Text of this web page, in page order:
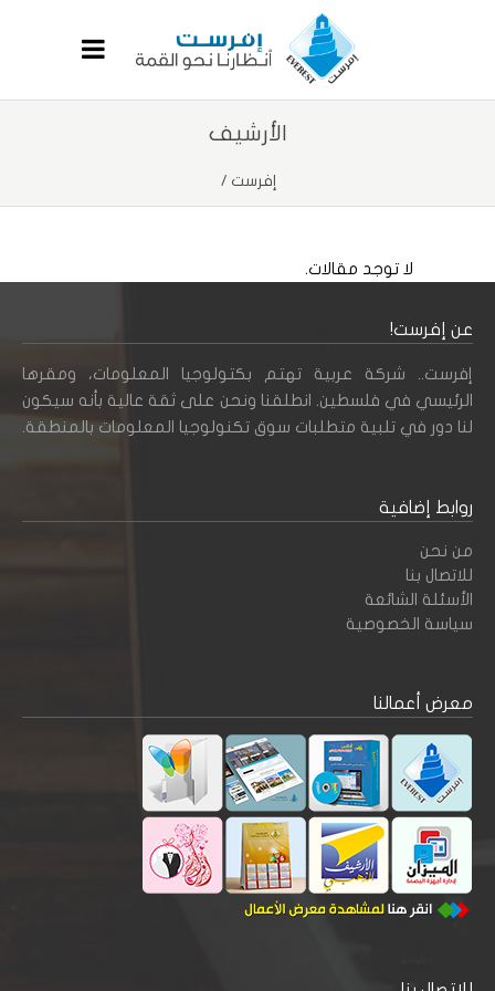
الأرشيف
إفرست /
لا توجد مقالات.
عن إفرست!
إفرست.. شركة عربية تهتم بكتولوجيا المعلومات، ومقرها
الرئيسي في فلسطين. انطلقنا ونحن على ثقة عالية بأنه سيكون
لنا دور في تلبية متطلبات سوق تكنولوجيا المعلومات بالمنطقة.
روابط إضافية
من نحن
للاتصال بنا
الأسئلة الشائعة
سياسة الخصوصية
معرض أعمالنا